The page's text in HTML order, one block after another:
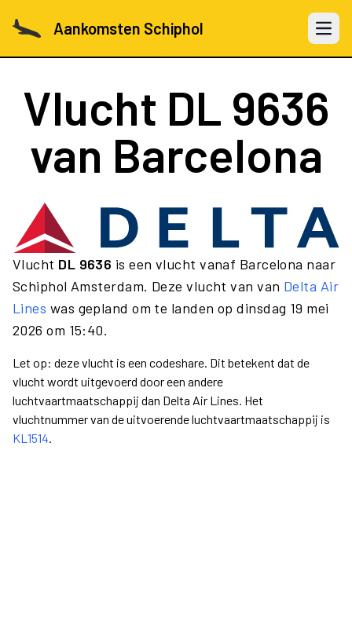
Aankomsten Schiphol Open
Vlucht DL 9636
van Barcelona
Vlucht DL 9636 is een vlucht vanaf Barcelona naar
Schiphol Amsterdam. Deze vlucht van van Delta Air
Lines was gepland om te landen op dinsdag 19 mei
2026 om 15:40.
Let op: deze vlucht is een codeshare. Dit betekent dat de
vlucht wordt uitgevoerd door een andere
luchtvaartmaatschappij dan Delta Air Lines. Het
vluchtnummer van de uitvoerende luchtvaartmaatschappij is
KL1514.